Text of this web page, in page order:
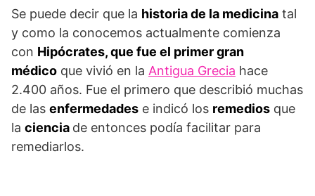
Se puede decir que la historia de la medicina tal
y como la conocemos actualmente comienza
con Hipócrates, que fue el primer gran
médico que vivió en la Antigua Grecia hace
2.400 años. Fue el primero que describió muchas
de las enfermedades e indicó los remedios que
la ciencia de entonces podía facilitar para
remediarlos.